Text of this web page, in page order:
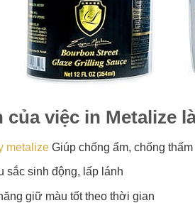
của việc in Metalize
metalizeGiúp chống ẩm, chống
sắc sinh động, lấp lánh
giữ màu tốt theo thời gian